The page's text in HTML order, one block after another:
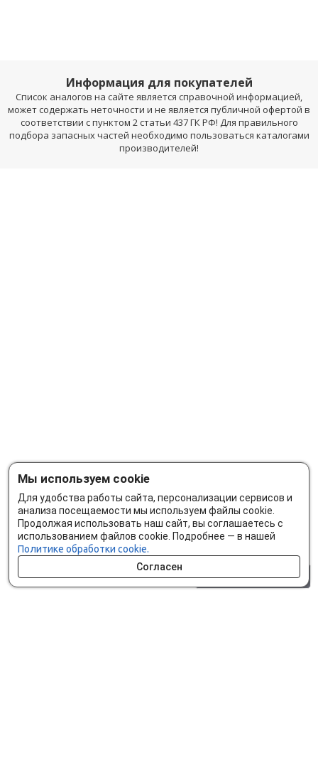
Информация для покупателей
Список аналогов на сайте является справочной информацией,
может содержать неточности и не является публичной офертой в
соответствии с пунктом 2 статьи 437 ГК РФ! Для правильного
подбора запасных частей необходимо пользоваться каталогами
производителей!
Мы используем cookie
Для удобства работы сайта, персонализации сервисов и
анализа посещаемости мы используем файлы cookie.
Продолжая использовать наш сайт, вы соглашаетесь с
использованием файлов cookie. Подробнее — в нашей
Политике обработки cookie.
Согласен